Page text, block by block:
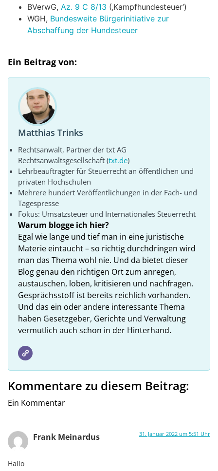
BVerwG, Az. 9 C 8/13 (‚Kampfhundesteuer‘)
WGH, Bundesweite Bürgerinitiative zur
Abschaffung der Hundesteuer
Ein Beitrag von:
Matthias Trinks
Rechtsanwalt, Partner der txt AG
Rechtsanwaltsgesellschaft (txt.de)
Lehrbeauftragter für Steuerrecht an öffentlichen und
privaten Hochschulen
Mehrere hundert Veröffentlichungen in der Fach- und
Tagespresse
Fokus: Umsatzsteuer und Internationales Steuerrecht
Warum blogge ich hier?
Egal wie lange und tief man in eine juristische
Materie eintaucht – so richtig durchdringen wird
man das Thema wohl nie. Und da bietet dieser
Blog genau den richtigen Ort zum anregen,
austauschen, loben, kritisieren und nachfragen.
Gesprächsstoff ist bereits reichlich vorhanden.
Und das ein oder andere interessante Thema
haben Gesetzgeber, Gerichte und Verwaltung
vermutlich auch schon in der Hinterhand.
Kommentare zu diesem Beitrag:
Ein Kommentar
Frank Meinardus 31. Januar 2022 um 5:51 Uhr
Hallo